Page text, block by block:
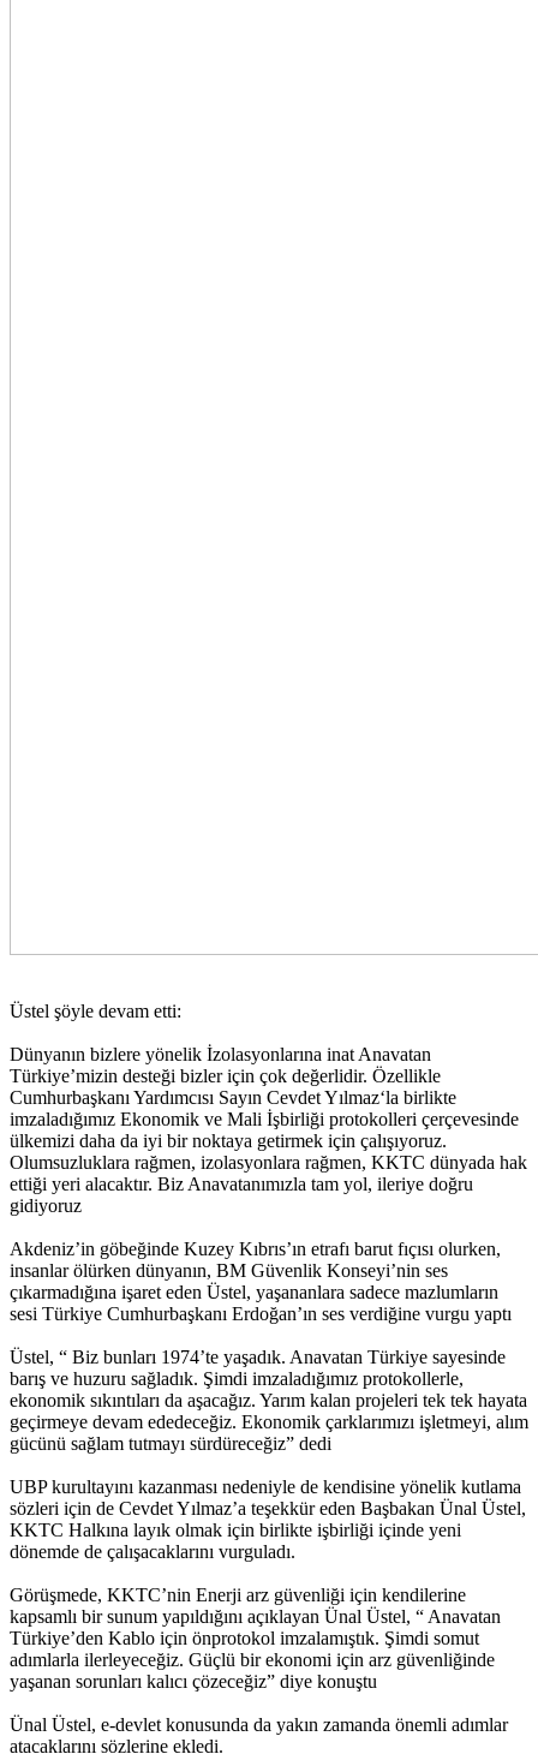
Üstel şöyle devam etti:
Dünyanın bizlere yönelik İzolasyonlarına inat Anavatan
Türkiye’mizin desteği bizler için çok değerlidir. Özellikle
Cumhurbaşkanı Yardımcısı Sayın Cevdet Yılmaz‘la birlikte
imzaladığımız Ekonomik ve Mali İşbirliği protokolleri çerçevesinde
ülkemizi daha da iyi bir noktaya getirmek için çalışıyoruz.
Olumsuzluklara rağmen, izolasyonlara rağmen, KKTC dünyada hak
ettiği yeri alacaktır. Biz Anavatanımızla tam yol, ileriye doğru
gidiyoruz
Akdeniz’in göbeğinde Kuzey Kıbrıs’ın etrafı barut fıçısı olurken,
insanlar ölürken dünyanın, BM Güvenlik Konseyi’nin ses
çıkarmadığına işaret eden Üstel, yaşananlara sadece mazlumların
sesi Türkiye Cumhurbaşkanı Erdoğan’ın ses verdiğine vurgu yaptı
Üstel, “ Biz bunları 1974’te yaşadık. Anavatan Türkiye sayesinde
barış ve huzuru sağladık. Şimdi imzaladığımız protokollerle,
ekonomik sıkıntıları da aşacağız. Yarım kalan projeleri tek tek hayata
geçirmeye devam ededeceğiz. Ekonomik çarklarımızı işletmeyi, alım
gücünü sağlam tutmayı sürdüreceğiz” dedi
UBP kurultayını kazanması nedeniyle de kendisine yönelik kutlama
sözleri için de Cevdet Yılmaz’a teşekkür eden Başbakan Ünal Üstel,
KKTC Halkına layık olmak için birlikte işbirliği içinde yeni
dönemde de çalışacaklarını vurguladı.
Görüşmede, KKTC’nin Enerji arz güvenliği için kendilerine
kapsamlı bir sunum yapıldığını açıklayan Ünal Üstel, “ Anavatan
Türkiye’den Kablo için önprotokol imzalamıştık. Şimdi somut
adımlarla ilerleyeceğiz. Güçlü bir ekonomi için arz güvenliğinde
yaşanan sorunları kalıcı çözeceğiz” diye konuştu
Ünal Üstel, e-devlet konusunda da yakın zamanda önemli adımlar
atacaklarını sözlerine ekledi.